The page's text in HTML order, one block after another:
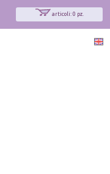
articoli: 0 pz.